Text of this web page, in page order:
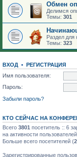
Обмен
Делимся
Темы: 301
Раздел для
Темы: 323
ВХОД • РЕГИСТРАЦИЯ
Имя пользователя:
Пароль:
Забыли пароль?
КТО СЕЙЧАС НА
Всего 3801 посетитель :: 6
на активности
Больше всего посетителей (
Зарегистрированные